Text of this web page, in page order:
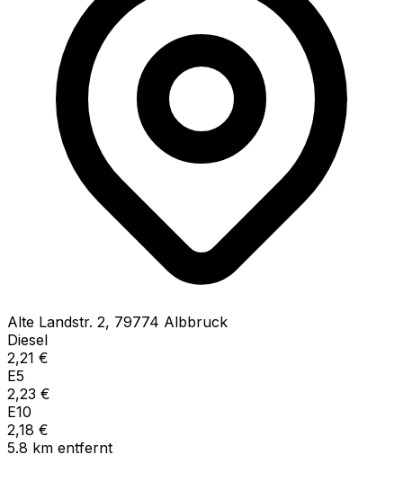
Alte Landstr. 2, 79774 Albbruck
Diesel
2,21 €
E5
2,23 €
E10
2,18 €
5.8 km entfernt